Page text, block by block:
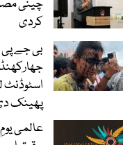
چینی
کردی
بی جے
اسٹوڈنٹ
پھینک
عالمی